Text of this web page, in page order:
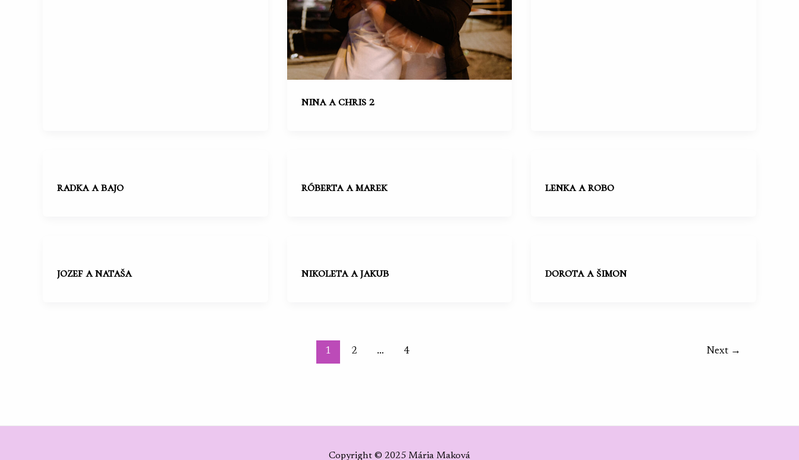
nina a chris 2
radka a bajo róberta a marek lenka a robo
jozef a nataša nikoleta a jakub dorota a šimon
1 2 … 4 Next →
Copyright © 2025 Mária Maková